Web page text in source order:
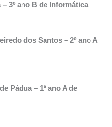
3º ano B de Informática
dos Santos – 2º ano A
Pádua – 1º ano A de